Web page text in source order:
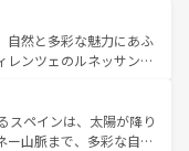
自然と多彩な魅力にあふ
レンツェのルネッサンス
やアマルフィ海岸の絶
観光の合間には、本場の
ア料理を堪能することも
スペインは、太陽が降り
ー山脈まで、多彩な自然